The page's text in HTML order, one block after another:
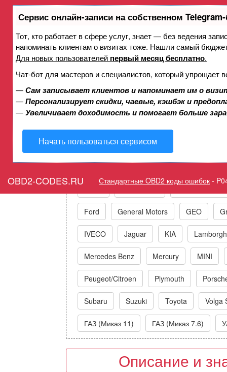
Сервис онлайн-записи на собственном
Тот, кто работает в сфере услуг, знает — без ведения
напоминать клиентам о визитах тоже. Нашли самый
Для новых пользователей первый месяц бесплатно.
Чат-бот для мастеров и специалистов, который упрощает
—Сам записывает клиентов и напоминает им о
—Персонализирует скидки, чаевые, кэшбэк и
—Увеличивает доходимость и помогает больше
Начать пользоваться сервисом
OBD2-CODES.RU Стандартные OBD2 коды ошибок -
Ошибка P0456 Система
Горит ошибка Check
System -
Коды ошибок
Ford General Motors GEO
IVECO Jaguar KIA
Mercedes Benz Mercury MINI
Peugeot/Citroen Plymouth
Subaru Suzuki Toyota Volga
ГАЗ (Миказ 11) ГАЗ (Миказ 7.6)
Описание и